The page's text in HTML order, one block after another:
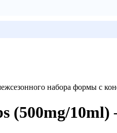
набора формы с
(500mg/